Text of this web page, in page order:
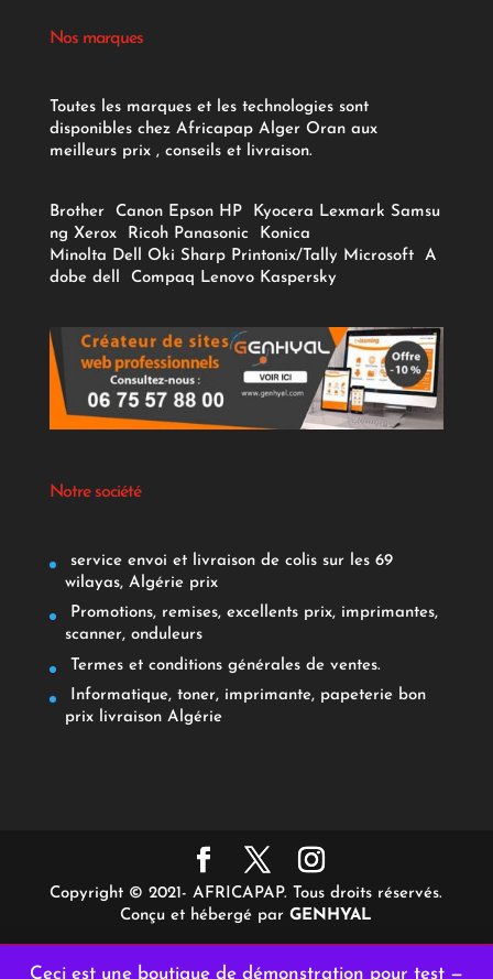
Ceci est une boutique de démonstration pour test —
Nos marques
Toutes les marques et les technologies sont
disponibles chez Africapap Alger Oran aux
meilleurs prix , conseils et livraison.
Brother Canon Epson HP Kyocera Lexmark Samsu
ng Xerox Ricoh Panasonic
Konica
Minolta Dell Oki Sharp Printonix/Tally Microsoft
A
dobe dell Compaq Lenovo Kaspersky
Notre société
service envoi et livraison de colis sur les 69
wilayas, Algérie prix
Promotions, remises, excellents prix, imprimantes,
scanner, onduleurs
Termes et conditions générales de ventes.
Informatique, toner, imprimante, papeterie bon
prix livraison Algérie
Copyright © 2021- AFRICAPAP. Tous droits réservés.
Conçu et hébergé parGENHYAL